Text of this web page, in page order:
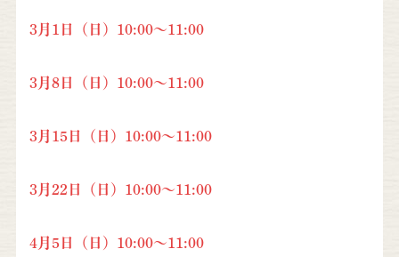
3月1日（日）10:00～11:00
3月8日（日）10:00～11:00
3月15日（日）10:00～11:00
3月22日（日）10:00～11:00
4月5日（日）10:00～11:00